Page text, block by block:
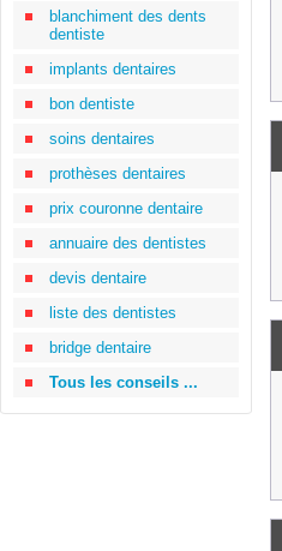
blanchiment des dents
dentiste
implants dentaires
bon dentiste
soins dentaires
prothèses dentaires
prix couronne dentaire
annuaire des dentistes
devis dentaire
liste des dentistes
bridge dentaire
Tous les conseils ...